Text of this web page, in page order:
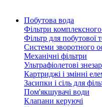
Побутова вода
Фільтри
Фільтр для побутової
Системи зворотного
Механічні фільтри
Ультрафіолетові
Картриджі і змінні
Засипки і сіль для
Пом'якшувачі води
Клапани керуючі